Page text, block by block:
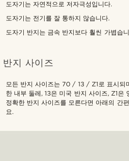
도자기는 자연적으로 저자극성입니다.
도자기는 전기를 잘 통하지 않습니다.
도자기 반지는 금속 반지보다 훨씬 가볍습
반지 사이즈
모든 반지 사이즈는 70 / 13 / Z1로 표시되
한 내부 둘레, 13은 미국 반지 사이즈, Z1은
정확한 반지 사이즈를 모른다면 아래의 간
요.